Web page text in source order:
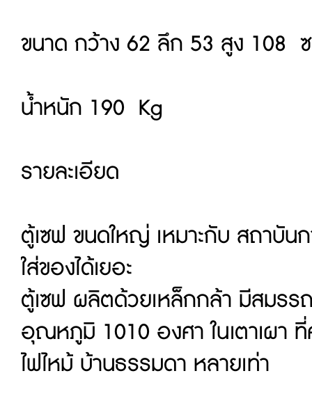
ขนาด กว้าง 62 ลึก 53 สูง 108
น้ำหนัก 190 Kg
รายละเอียด
ตู้เซฟ ขนดใหญ่ เหมาะกับ สถาบัน
ใส่ของได้เยอะ
ตู้เซฟ ผลิตด้วยเหล็กกล้า มีสมรร
อุณหภูมิ 1010 องศา ในเตาเผา
ไฟไหม้ บ้านธรรมดา หลายเท่า